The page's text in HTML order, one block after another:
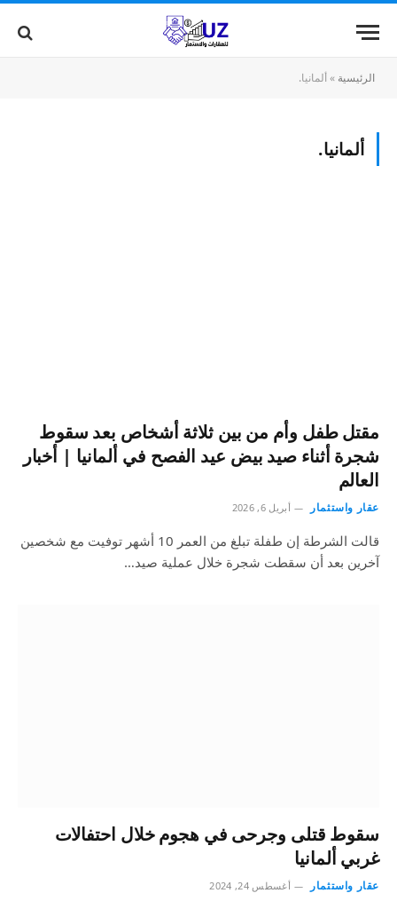
الرئيسية » ألمانيا.
ألمانيا.
مقتل طفل وأم من بين ثلاثة أشخاص بعد سقوط
شجرة أثناء صيد بيض عيد الفصح في ألمانيا | أخبار
العالم
عقار واستثمار أبريل 6, 2026
قالت الشرطة إن طفلة تبلغ من العمر 10 أشهر توفيت مع شخصين
آخرين بعد أن سقطت شجرة خلال عملية صيد…
سقوط قتلى وجرحى في هجوم خلال احتفالات
غربي ألمانيا
عقار واستثمار أغسطس 24, 2024